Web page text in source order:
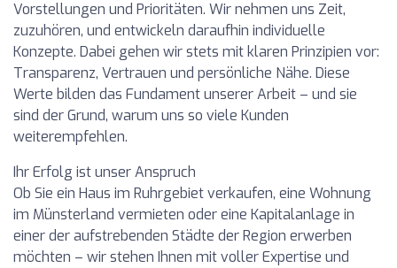
Vorstellungen und Prioritäten. Wir nehmen uns Zeit,
zuzuhören, und entwickeln daraufhin individuelle
Konzepte. Dabei gehen wir stets mit klaren Prinzipien vor:
Transparenz, Vertrauen und persönliche Nähe. Diese
Werte bilden das Fundament unserer Arbeit – und sie
sind der Grund, warum uns so viele Kunden
weiterempfehlen.
Ihr Erfolg ist unser Anspruch
Ob Sie ein Haus im Ruhrgebiet verkaufen, eine Wohnung
im Münsterland vermieten oder eine Kapitalanlage in
einer der aufstrebenden Städte der Region erwerben
möchten – wir stehen Ihnen mit voller Expertise und